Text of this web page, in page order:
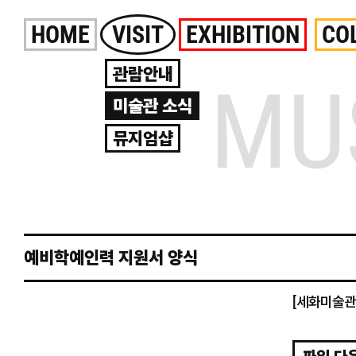
content
HOME VISIT
관람안내
미술관 소식
뮤지엄샵
EXHIBITION
예비학예인력 지원서 양식
[세화미술